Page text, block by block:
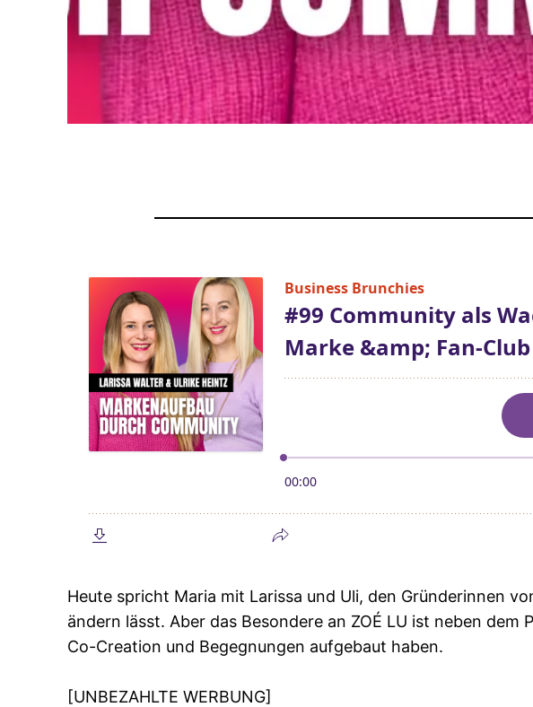
Heute spricht Maria mit Larissa und Uli, den Gründerinnen
ändern lässt. Aber das Besondere an ZOÉ LU ist neben
Co-Creation und Begegnungen aufgebaut haben.
[UNBEZAHLTE WERBUNG]